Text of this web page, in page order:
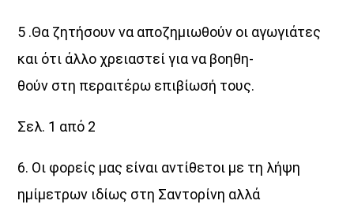
5 .Θα ζητήσουν να αποζημιωθούν οι αγωγιάτες
και ότι άλλο χρειαστεί για να βοηθη-
θούν στη περαιτέρω επιβίωσή τους.
Σελ. 1 από 2
6. Οι φορείς μας είναι αντίθετοι με τη λήψη
ημίμετρων ιδίως στη Σαντορίνη αλλά